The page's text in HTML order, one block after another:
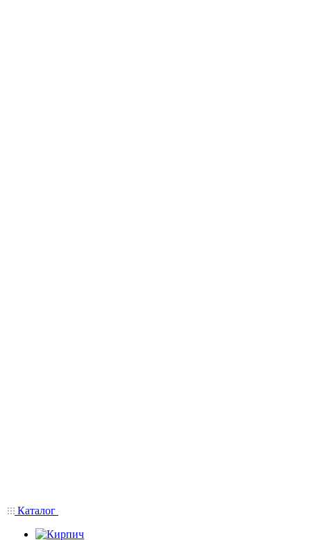
Каталог